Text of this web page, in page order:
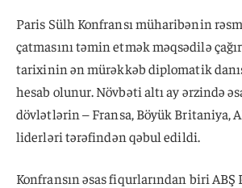
Paris Sülh Konfransı müharibənin
çatmasını təmin etmək məqsədilə
tarixinin ən mürəkkəb diplomatik
hesab olunur. Növbəti altı ay ərzində
dövlətlərin – Fransa, Böyük Britaniya,
liderləri tərəfindən qəbul edildi.
Konfransın əsas fiqurlarından biri